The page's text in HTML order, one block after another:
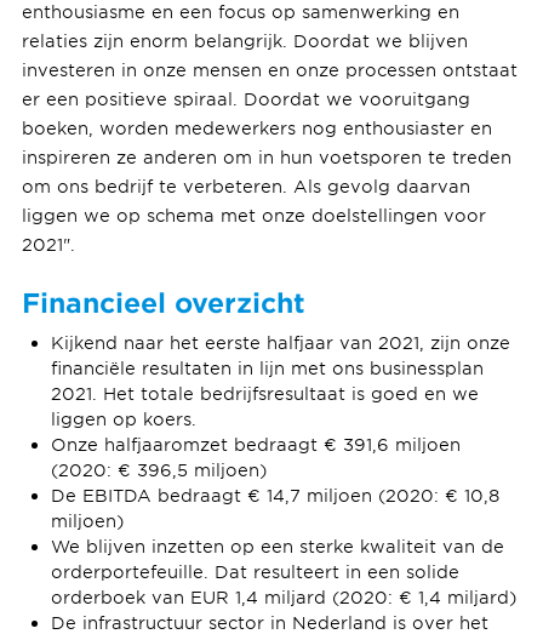
enthousiasme en een focus op samenwerking en
relaties zijn enorm belangrijk. Doordat we blijven
investeren in onze mensen en onze processen ontstaat
er een positieve spiraal. Doordat we vooruitgang
boeken, worden medewerkers nog enthousiaster en
inspireren ze anderen om in hun voetsporen te treden
om ons bedrijf te verbeteren. Als gevolg daarvan
liggen we op schema met onze doelstellingen voor
2021".
Financieel overzicht
Kijkend naar het eerste halfjaar van 2021, zijn onze
financiële resultaten in lijn met ons businessplan
2021. Het totale bedrijfsresultaat is goed en we
liggen op koers.
Onze halfjaaromzet bedraagt ​​€ 391,6 miljoen
(2020: € 396,5 miljoen)
De EBITDA bedraagt ​​€ 14,7 miljoen (2020: € 10,8
miljoen)
We blijven inzetten op een sterke kwaliteit van de
orderportefeuille. Dat resulteert in een solide
orderboek van EUR 1,4 miljard (2020: € 1,4 miljard)
De infrastructuur sector in Nederland is over het